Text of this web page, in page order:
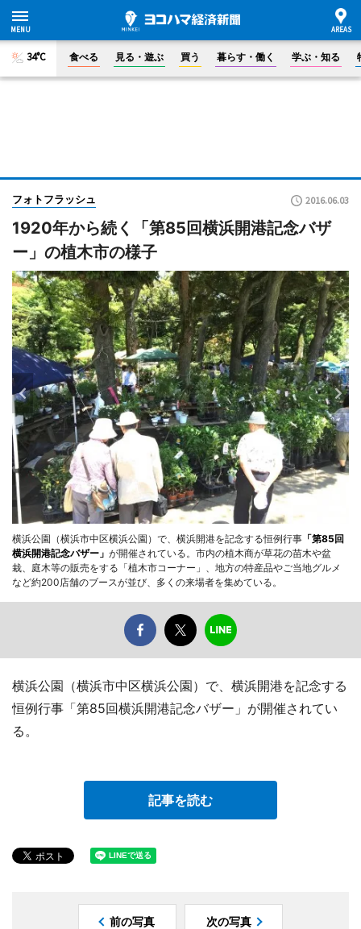
34°C 食べる 見る・遊ぶ 買う 暮らす・働く 学ぶ・知る
フォトフラッシュ 2016.06.03
1920年から続く「第85回横浜開港記念バザ
ー」の植木市の様子
横浜公園（横浜市中区横浜公園）で、横浜開港を記念する恒例行事 「第85回
横浜開港記念バザー」 が開催されている。市内の植木商が草花の苗木や盆
栽、庭木等の販売をする「植木市コーナー」、地方の特産品やご当地グルメ
など約200店舗のブースが並び、多くの来場者を集めている。
横浜公園（横浜市中区横浜公園）で、横浜開港を記念する
恒例行事「第85回横浜開港記念バザー」が開催されてい
る。
記事を読む
前の写真 次の写真